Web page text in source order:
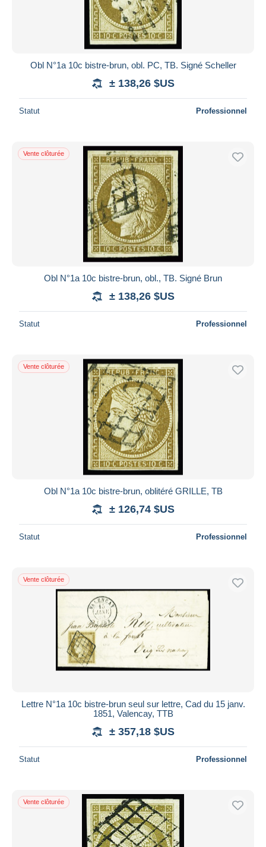
Obl N°1a 10c bistre-brun, obl. PC, TB. Signé Scheller
± 138,26 $US
Statut Professionnel
Vente clôturée
Obl N°1a 10c bistre-brun, obl., TB. Signé Brun
± 138,26 $US
Statut Professionnel
Vente clôturée
Obl N°1a 10c bistre-brun, oblitéré GRILLE, TB
± 126,74 $US
Statut Professionnel
Vente clôturée
Lettre N°1a 10c bistre-brun seul sur lettre, Cad du 15 janv.
1851, Valencay, TTB
± 357,18 $US
Statut Professionnel
Vente clôturée